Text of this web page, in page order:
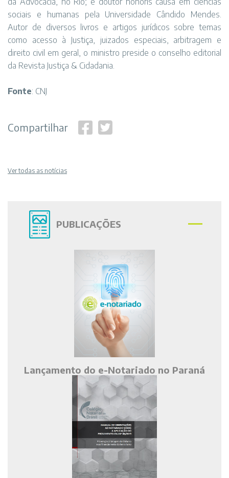
sociais e humanas pela Universidade Cândido Mendes.
Autor de diversos livros e artigos jurídicos sobre temas
como acesso à Justiça, juizados especiais, arbitragem e
direito civil em geral, o ministro preside o conselho editorial
da Revista Justiça & Cidadania.
Fonte: CNJ
Compartilhar
Ver todas as notícias
PUBLICAÇÕES
Lançamento do e-Notariado no Paraná